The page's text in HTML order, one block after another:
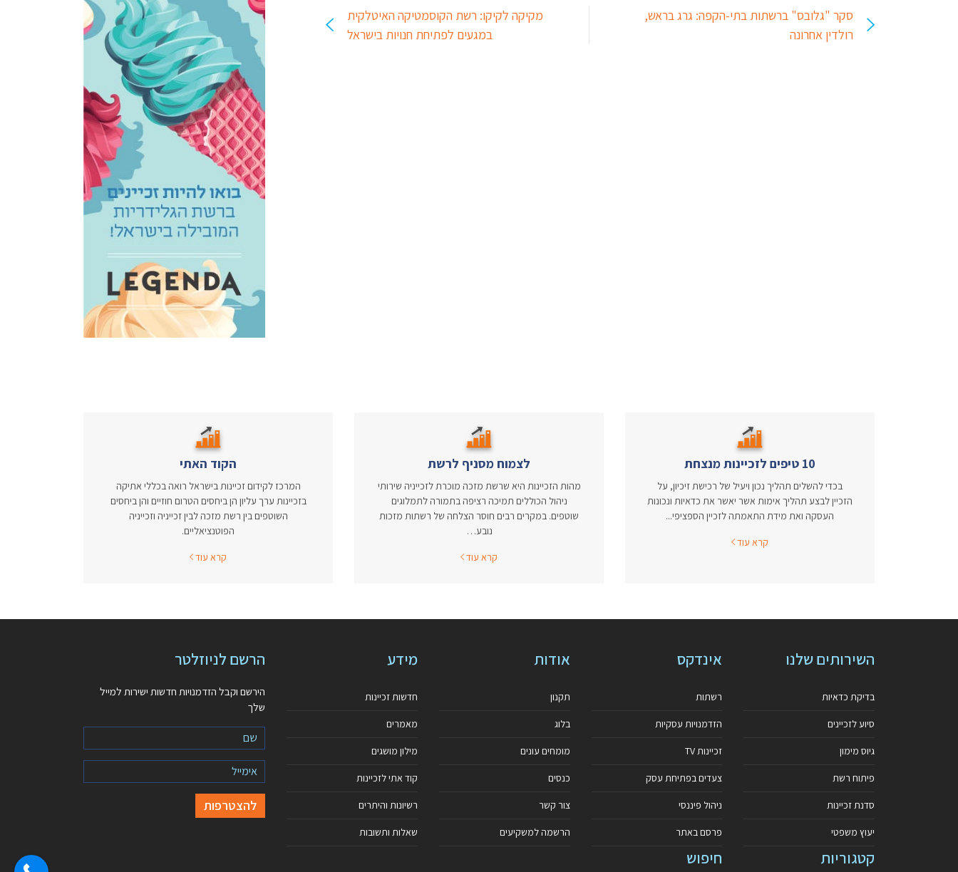
סקר "גלובס" ברשתות בתי-הקפה: גרג בראש,
רולדין אחרונה
מקיקה לקיקו: רשת הקוסמטיקה האיטלקית
במגעים לפתיחת חנויות בישראל
10 טיפים לזכיינות מנצחת
בכדי להשלים תהליך נכון ויעיל של רכישת זיכיון, על
הזכיין לבצע תהליך אימות אשר יאשר את כדאיות ונכונות
העסקה ואת מידת התאמתה לזכיין הספציפי...
קרא עוד
לצמוח מסניף לרשת
מהות הזכיינות היא שרשת מזכה מוכרת לזכייניה שירותי
ניהול הכוללים תמיכה רציפה בתמורה לתמלוגים
שוטפים. במקרים רבים חוסר הצלחה של רשתות מזכות
נובע…
קרא עוד
הקוד האתי
המרכז לקידום זכיינות בישראל רואה בכללי אתיקה
בזכיינות ערך עליון הן ביחסים הטרום חוזיים והן ביחסים
השוטפים בין רשת מזכה לבין זכייניה וזכייניה
הפוטנציאליים.
קרא עוד
השירותים שלנו
בדיקת כדאיות
סיוע לזכיינים
גיוס מימון
פיתוח רשת
סדנת זכיינות
יעוץ משפטי
אינדקס
רשתות
הזדמנויות עסקיות
זכיינות TV
צעדים בפתיחת עסק
ניהול פיננסי
פרסם באתר
אודות
תקנון
בלוג
מומחים עונים
כנסים
צור קשר
הרשמה למשקיעים
מידע
חדשות זכיינות
מאמרים
מילון מושגים
קוד אתי לזכיינות
רשיונות והיתרים
שאלות ותשובות
קטגוריות חיפוש
הרשם לניוזלטר
הירשם וקבל הזדמנויות חדשות ישירות למייל
שלך